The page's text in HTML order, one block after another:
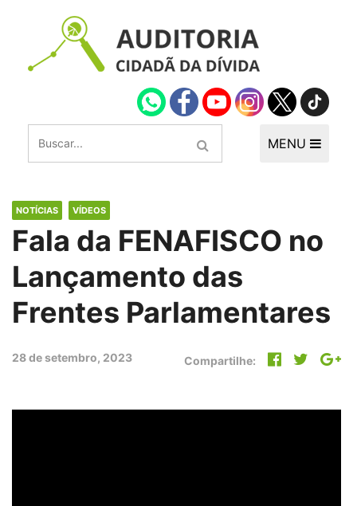
MENU
NOTÍCIAS VÍDEOS
Fala da FENAFISCO no
Lançamento das
Frentes Parlamentares
28 de setembro, 2023 Compartilhe: